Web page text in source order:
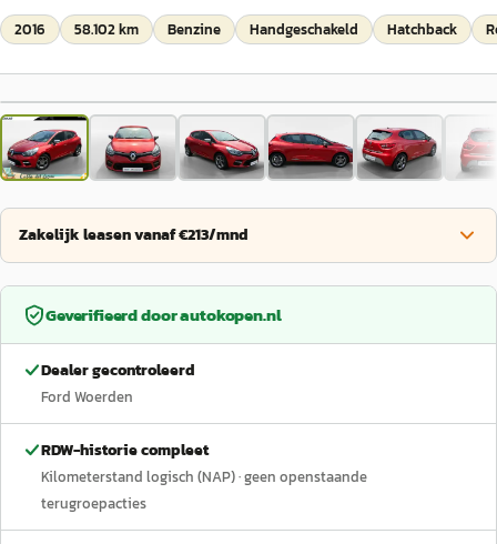
2016 58.102 km Benzine Handgeschakeld Hatchback
1/27
Zakelijk leasen vanaf €213/mnd
Geverifieerd doorautokopen.nl
Dealer gecontroleerd
Ford Woerden
RDW-historie compleet
Kilometerstand logisch (NAP)· geen openstaande
terugroepacties